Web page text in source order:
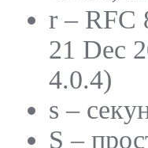
r – RFC
21 Dec
4.0.4)
s –
S –